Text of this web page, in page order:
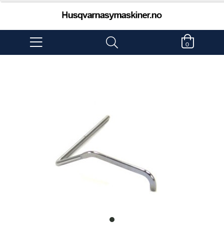
0
item